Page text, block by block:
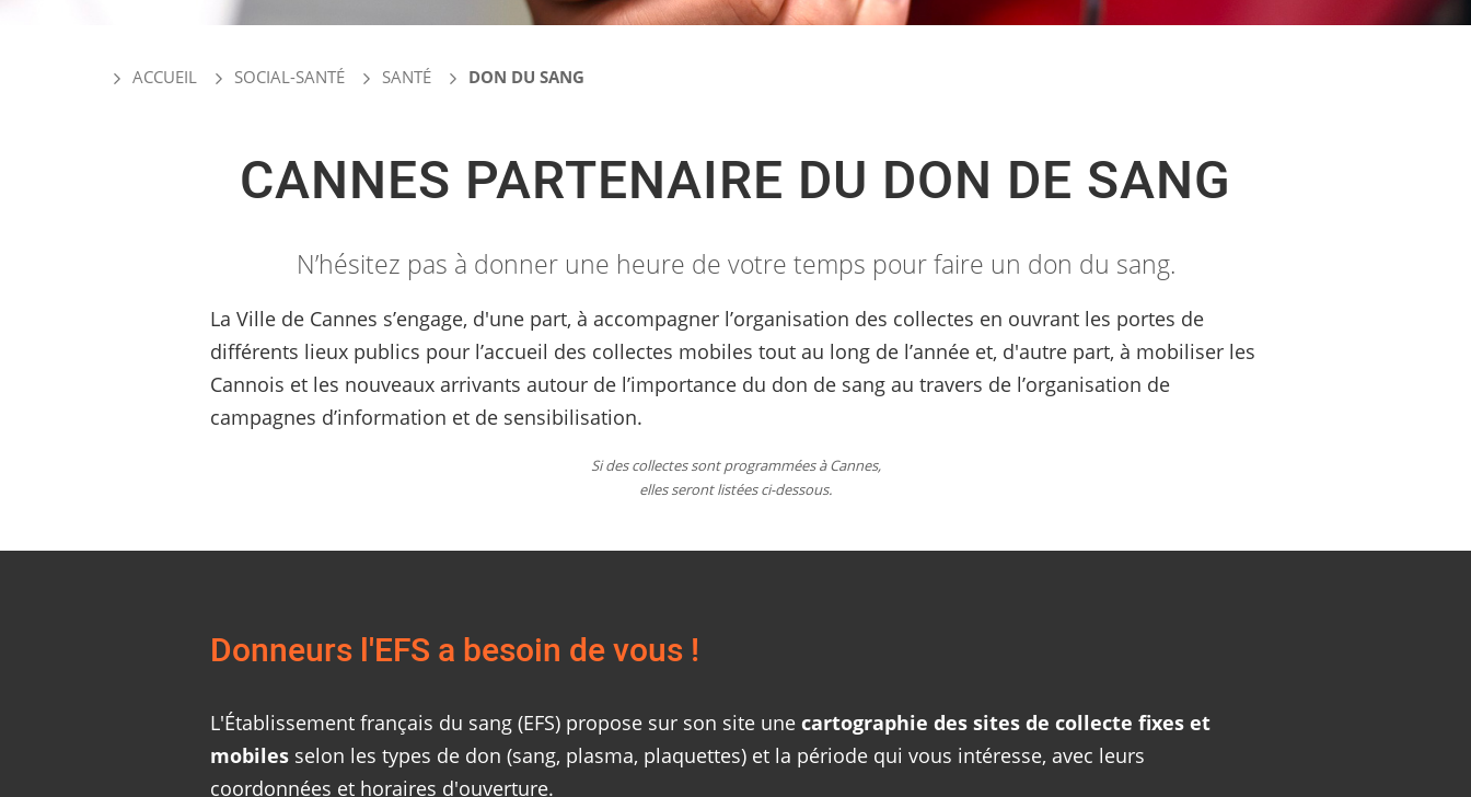
ACCUEIL SOCIAL-SANTÉ SANTÉ DON DU SANG
CANNES PARTENAIRE DU DON DE SANG
N’hésitez pas à donner une heure de votre temps pour faire un don du sang.
La Ville de Cannes s’engage, d'une part, à accompagner l’organisation des collectes en ouvrant les portes de
différents lieux publics pour l’accueil des collectes mobiles tout au long de l’année et, d'autre part, à mobiliser les
Cannois et les nouveaux arrivants autour de l’importance du don de sang au travers de l’organisation de
campagnes d’information et de sensibilisation.
Si des collectes sont programmées à Cannes,
elles seront listées ci-dessous.
Donneurs l'EFS a besoin de vous !
L'Établissement français du sang (EFS) propose sur son site une cartographie des sites de collecte fixes et
mobiles selon les types de don (sang, plasma, plaquettes) et la période qui vous intéresse, avec leurs
coordonnées et horaires d'ouverture.